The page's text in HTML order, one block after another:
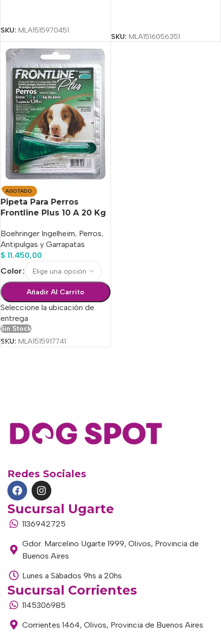
SKU: MLA1515970451
SKU: MLA1516056351
AGOTADO
Pipeta Para Perros
Frontline Plus 10 A 20 Kg
Boehringer Ingelheim, Perros,
Antipulgas y Garrapatas
$ 11.450,00
Color
Añadir Al Carrito
Seleccione la ubicación de
entrega
Sin Stock
SKU: MLA1515917741
Redes Sociales
Sucursal Ugarte
1136942725
Gdor. Marcelino Ugarte 1999, Olivos, Provincia de
Buenos Aires
Lunes a Sábados 9hs a 20hs
Sucursal Corrientes
1145306985
Corrientes 1464, Olivos, Provincia de Buenos Aires